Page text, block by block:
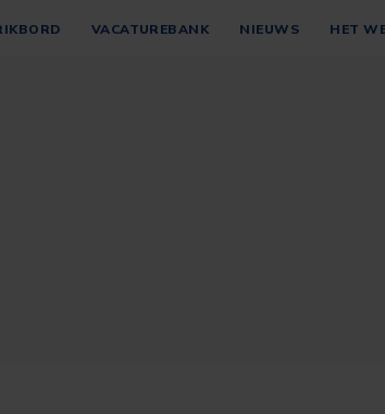
VACATUREBANK NIEUWS HET